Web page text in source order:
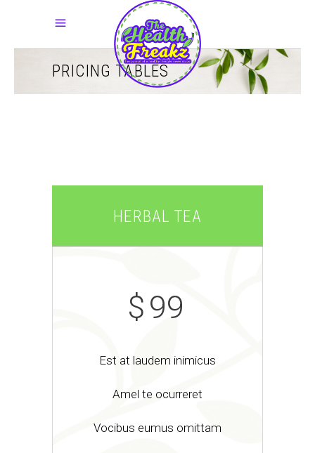
PRICING TABLES
HERBAL TEA
$99
Est at laudem inimicus
Amel te ocurreret
Vocibus eumus omittam